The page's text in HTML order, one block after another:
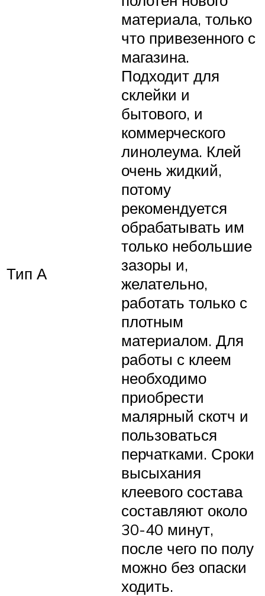
Тип А
материала, только
что привезенного с
магазина.
Подходит для
склейки и
бытового, и
коммерческого
линолеума. Клей
очень жидкий,
потому
рекомендуется
обрабатывать им
только небольшие
зазоры и,
желательно,
работать только с
плотным
материалом. Для
работы с клеем
необходимо
приобрести
малярный скотч и
пользоваться
перчатками. Сроки
высыхания
клеевого состава
составляют около
30-40 минут,
после чего по полу
можно без опаски
ходить.